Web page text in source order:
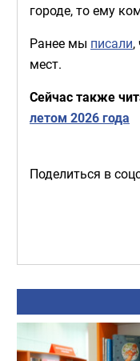
городе, то ему
Ранее мы писали,
мест.
Сейчас также
летом 2026 года
Поделиться в